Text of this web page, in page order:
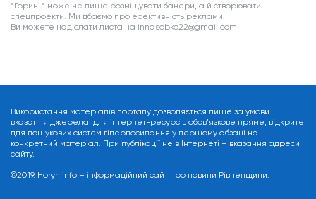
*Горинь* може не лише розміщувати банери, а й створювати
спецпроекти. Ми дбаємо про ефективність реклами.
Ви можете надіслати листа на innasobko22@gmail.com
Використання матеріалів порталу дозволяється лише за умови
вказання джерела: для інтернет-ресурсів обов’язкове пряме, відкрите
для пошукових систем гіперпосилання у першому абзаці на
конкретний матеріал. При публікації не в Інтернеті – вказання адреси
сайту.
©2019. Horyn.info – інформаційний сайт про новини Рівненщини.